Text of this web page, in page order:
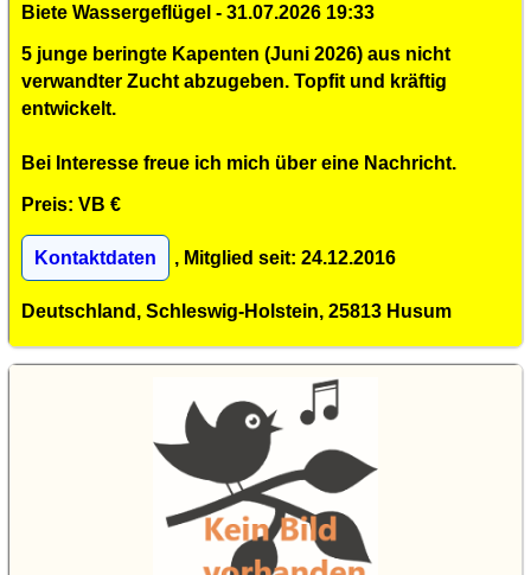
Biete Wassergeflügel - 31.07.2026 19:33
5 junge beringte Kapenten (Juni 2026) aus nicht
verwandter Zucht abzugeben. Topfit und kräftig
entwickelt.
Bei Interesse freue ich mich über eine Nachricht.
Preis: VB €
Kontaktdaten , Mitglied seit: 24.12.2016
Deutschland, Schleswig-Holstein, 25813 Husum